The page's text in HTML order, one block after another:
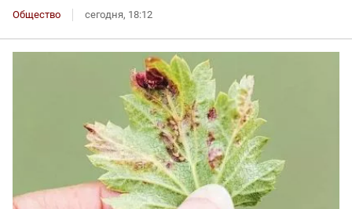
Общество сегодня, 18:12